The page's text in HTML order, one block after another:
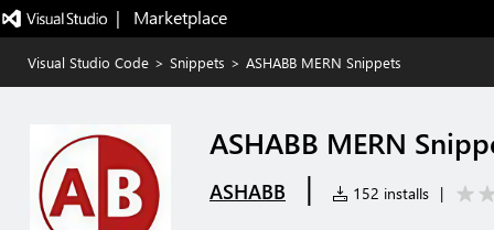
|   Marketplace
Visual Studio Code > Snippets > ASHABB MERN Snippets
ASHABB MERN
ASHABB | 152 installs |